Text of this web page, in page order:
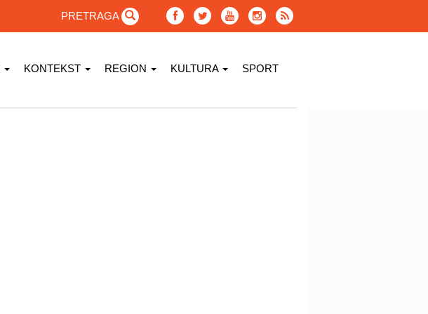
PRETRAGA
KONTEKST REGION KULTURA SPORT